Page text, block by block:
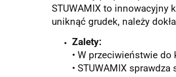
STUWAMIX to innowacyjny
uniknąć grudek, należy
Zalety:
• W przeciwieństwie
• STUWAMIX